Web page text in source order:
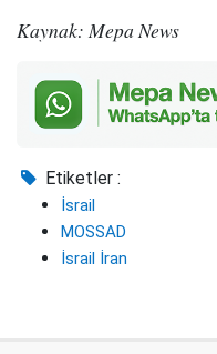
Kaynak: Mepa News
Etiketler :
İsrail
MOSSAD
İsrail İran